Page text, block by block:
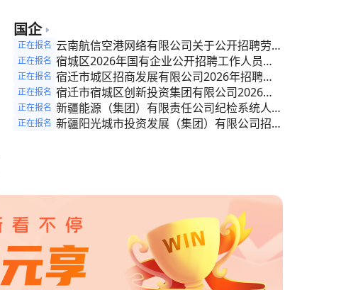
国企
正在报名 云南航信空港网络有限公司关于公开招聘劳务
派遣员工的公告
正在报名 宿城区2026年国有企业公开招聘工作人员简
章
正在报名 宿迁市城区招商发展有限公司2026年招聘工
作人员简章
正在报名 宿迁市宿城区创新投资集团有限公司2026年
招聘工作人员简章
正在报名 新疆能源（集团）有限责任公司纪检系统人员
招聘公告
正在报名 新疆阳光城市投资发展（集团）有限公司招聘